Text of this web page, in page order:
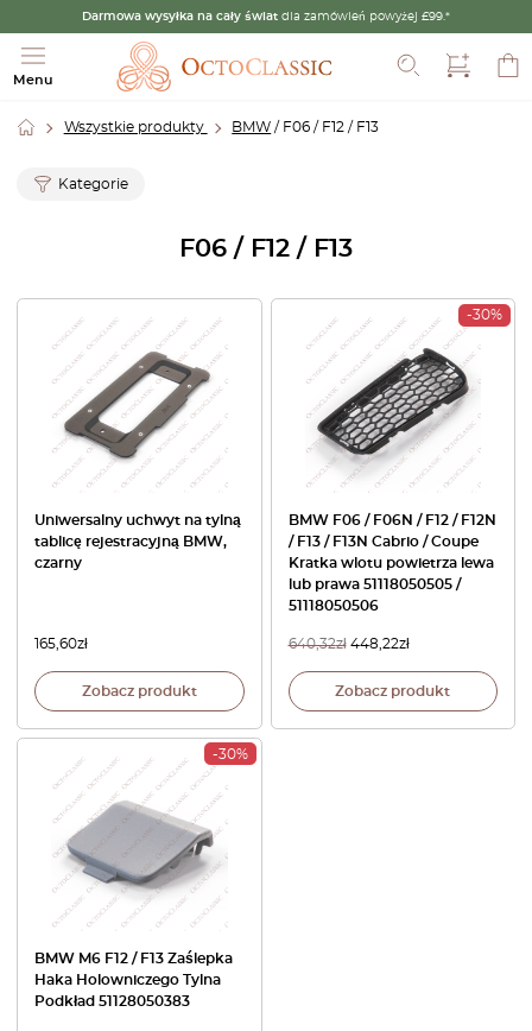
Darmowa wysyłka na cały świat dla zamówień powyżej £99.*
Menu
Szukaj
Wszystkie produkty BMW / F06 / F12 / F13
Kategorie
F06 / F12 / F13
Uniwersalny uchwyt na tylną
tablicę rejestracyjną BMW,
czarny
165,60zł
Zobacz produkt
-30%
BMW F06 / F06N / F12 / F12N
/ F13 / F13N Cabrio / Coupe
Kratka wlotu powietrza lewa
lub prawa 51118050505 /
51118050506
640,32zł 448,22zł
Zobacz produkt
-30%
BMW M6 F12 / F13 Zaślepka
Haka Holowniczego Tylna
Podkład 51128050383